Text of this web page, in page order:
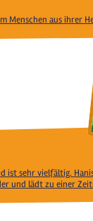
Menschen aus ihrer
ist sehr vielfältig.
und lädt zu einer